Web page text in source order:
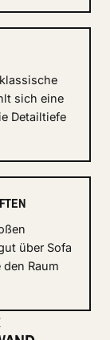
sich eine
Detailtiefe
über Sofa
Raum